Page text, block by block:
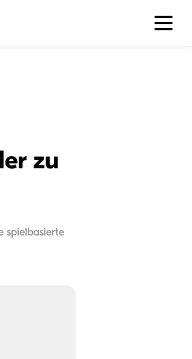
zu
spielbasierte